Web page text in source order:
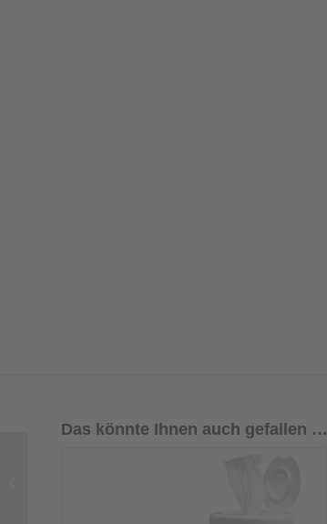
Das könnte Ihnen auch gefallen …